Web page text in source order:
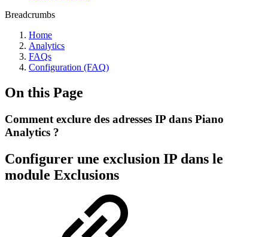
Breadcrumbs
Home
Analytics
FAQs
Configuration (FAQ)
On this Page
Comment exclure des adresses IP dans Piano
Analytics ?
Configurer une exclusion IP dans le
module Exclusions